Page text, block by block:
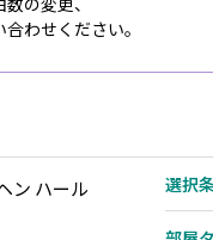
合わせください。
ン ハール
選択